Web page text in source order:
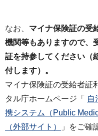
なお、 マイナ保険証の受
機関等もありますので、
証を持参してください（
付します）。
マイナ保険証の受給者証
タル庁ホームページ「
自
携システム（Public
（外部サイト）
」をご確